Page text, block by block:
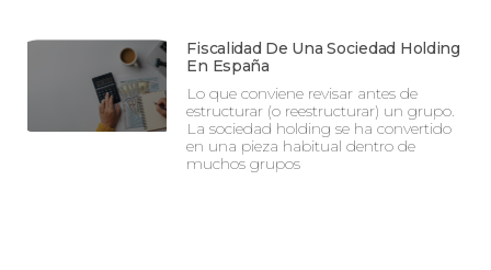
Fiscalidad De Una Sociedad Holding
En España
Lo que conviene revisar antes de
estructurar (o reestructurar) un grupo.
La sociedad holding se ha convertido
en una pieza habitual dentro de
muchos grupos